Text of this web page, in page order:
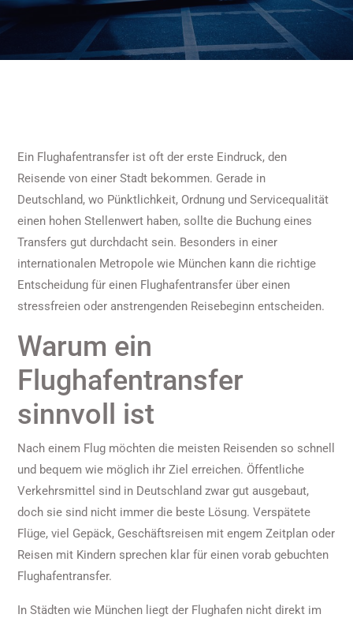
Ein Flughafentransfer ist oft der erste Eindruck, den
Reisende von einer Stadt bekommen. Gerade in
Deutschland, wo Pünktlichkeit, Ordnung und Servicequalität
einen hohen Stellenwert haben, sollte die Buchung eines
Transfers gut durchdacht sein. Besonders in einer
internationalen Metropole wie München kann die richtige
Entscheidung für einen Flughafentransfer über einen
stressfreien oder anstrengenden Reisebeginn entscheiden.
Warum ein
Flughafentransfer
sinnvoll ist
Nach einem Flug möchten die meisten Reisenden so schnell
und bequem wie möglich ihr Ziel erreichen. Öffentliche
Verkehrsmittel sind in Deutschland zwar gut ausgebaut,
doch sie sind nicht immer die beste Lösung. Verspätete
Flüge, viel Gepäck, Geschäftsreisen mit engem Zeitplan oder
Reisen mit Kindern sprechen klar für einen vorab gebuchten
Flughafentransfer.
In Städten wie München liegt der Flughafen nicht direkt im